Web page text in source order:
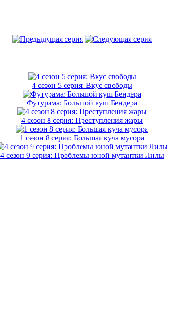
4 сезон 5 серия: Вкус свободы
Футурама: Большой куш Бендера
4 сезон 8 серия: Преступления жары
1 сезон 8 серия: Большая куча мусора
4 сезон 9 серия: Проблемы юной мутантки Лилы